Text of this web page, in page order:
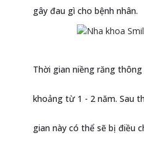
gây đau gì cho bệnh nhân.
Thời gian niềng răng
khoảng từ 1 - 2 năm. Sau
gian này có thể sẽ bị điều